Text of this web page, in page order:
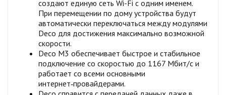
создают единую сеть Wi-Fi с одним именем.
При перемещении по дому устройства будут
автоматически переключаться между модулями
Deco для достижения максимально возможной
скорости.
Deco M3 обеспечивает быстрое и стабильное
подключение со скоростью до 1167 Мбит/с и
работает со всеми основными
интернет‑провайдерами.